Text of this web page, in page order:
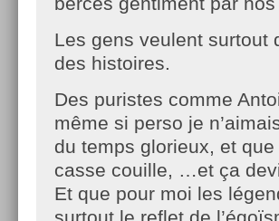
Les gens veulent surtout
des histoires.
Des puristes comme
même si perso je
du temps glorieux, et
casse couille, …et ça
Et que pour moi les